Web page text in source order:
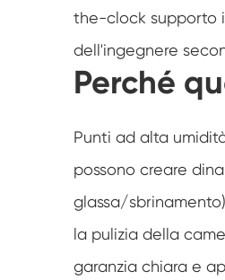
the-clock supporto
dell'ingegnere
Perché
Punti ad alta
possono creare
glassa/
la pulizia della
garanzia chiara e